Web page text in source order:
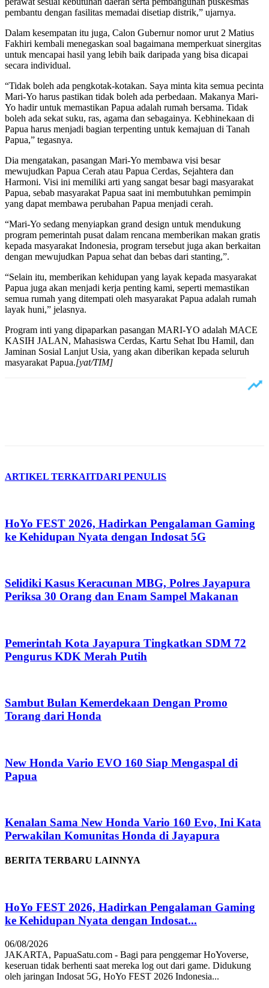
pembantu dengan fasilitas memadai disetiap distrik,” ujarnya.
Dalam kesempatan itu juga, Calon Gubernur nomor urut 2 Matius
Fakhiri kembali menegaskan soal bagaimana memperkuat sinergitas
untuk mencapai hasil yang lebih baik daripada yang bisa dicapai
secara individual.
“Tidak boleh ada pengkotak-kotakan. Saya minta kita semua pecinta
Mari-Yo harus pastikan tidak boleh ada perbedaan. Makanya Mari-
Yo hadir untuk memastikan Papua adalah rumah bersama. Tidak
boleh ada sekat suku, ras, agama dan sebagainya. Kebhinekaan di
Papua harus menjadi bagian terpenting untuk kemajuan di Tanah
Papua,” tegasnya.
Dia mengatakan, pasangan Mari-Yo membawa visi besar
mewujudkan Papua Cerah atau Papua Cerdas, Sejahtera dan
Harmoni. Visi ini memiliki arti yang sangat besar bagi masyarakat
Papua, sebab masyarakat Papua saat ini membutuhkan pemimpin
yang dapat membawa perubahan Papua menjadi cerah.
“Mari-Yo sedang menyiapkan grand design untuk mendukung
program pemerintah pusat dalam rencana memberikan makan gratis
kepada masyarakat Indonesia, program tersebut juga akan berkaitan
dengan mewujudkan Papua sehat dan bebas dari stanting,”.
“Selain itu, memberikan kehidupan yang layak kepada masyarakat
Papua juga akan menjadi kerja penting kami, seperti memastikan
semua rumah yang ditempati oleh masyarakat Papua adalah rumah
layak huni,” jelasnya.
Program inti yang dipaparkan pasangan MARI-YO adalah MACE
KASIH JALAN, Mahasiswa Cerdas, Kartu Sehat Ibu Hamil, dan
Jaminan Sosial Lanjut Usia, yang akan diberikan kepada seluruh
masyarakat Papua.[yat/TIM]
ARTIKEL TERKAITDARI PENULIS
HoYo FEST 2026, Hadirkan Pengalaman Gaming
ke Kehidupan Nyata dengan Indosat 5G
Selidiki Kasus Keracunan MBG, Polres Jayapura
Periksa 30 Orang dan Enam Sampel Makanan
Pemerintah Kota Jayapura Tingkatkan SDM 72
Pengurus KDK Merah Putih
Sambut Bulan Kemerdekaan Dengan Promo
Torang dari Honda
New Honda Vario EVO 160 Siap Mengaspal di
Papua
Kenalan Sama New Honda Vario 160 Evo, Ini Kata
Perwakilan Komunitas Honda di Jayapura
BERITA TERBARU LAINNYA
HoYo FEST 2026, Hadirkan Pengalaman Gaming
ke Kehidupan Nyata dengan Indosat...
06/08/2026
JAKARTA, PapuaSatu.com - Bagi para penggemar HoYoverse,
keseruan tidak berhenti saat mereka log out dari game. Didukung
oleh jaringan Indosat 5G, HoYo FEST 2026 Indonesia...